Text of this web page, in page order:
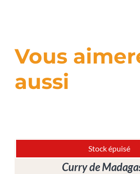
Vous
aussi
Stock épuisé
Curry de